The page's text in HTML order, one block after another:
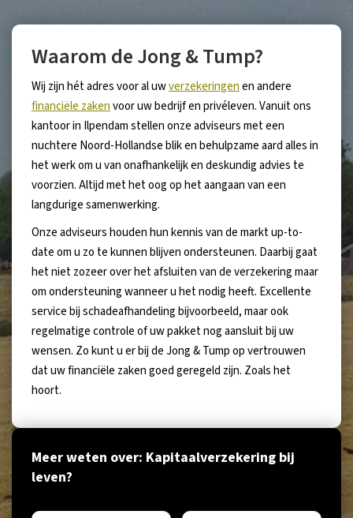
Waarom de Jong & Tump?
Wij zijn hét adres voor al uwverzekeringenen andere
financiële zakenvoor uw bedrijf en privéleven. Vanuit ons
kantoor in Ilpendam stellen onze adviseurs met een
nuchtere Noord-Hollandse blik en behulpzame aard alles in
het werk om u van onafhankelijk en deskundig advies te
voorzien. Altijd met het oog op het aangaan van een
langdurige samenwerking.
Onze adviseurs houden hun kennis van de markt up-to-
date om u zo te kunnen blijven ondersteunen. Daarbij gaat
het niet zozeer over het afsluiten van de verzekering maar
om ondersteuning wanneer u het nodig heeft. Excellente
service bij schadeafhandeling bijvoorbeeld, maar ook
regelmatige controle of uw pakket nog aansluit bij uw
wensen. Zo kunt u er bij de Jong & Tump op vertrouwen
dat uw financiële zaken goed geregeld zijn. Zoals het
hoort.
Meer weten over: Kapitaalverzekering bij
leven?